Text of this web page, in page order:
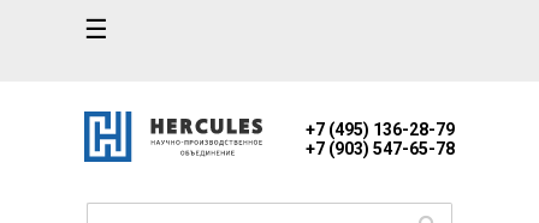
☰
+7 (495) 136-28-79
+7 (903) 547-65-78